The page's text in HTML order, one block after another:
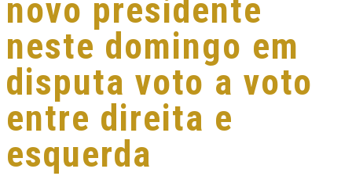
novo presidente
neste domingo em
disputa voto a voto
entre direita e
esquerda